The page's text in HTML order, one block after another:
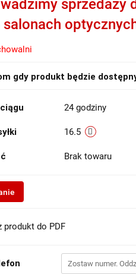
sprzedaży
gdy produkt będzie
24 godziny
16.5
Brak towaru
produkt do PDF